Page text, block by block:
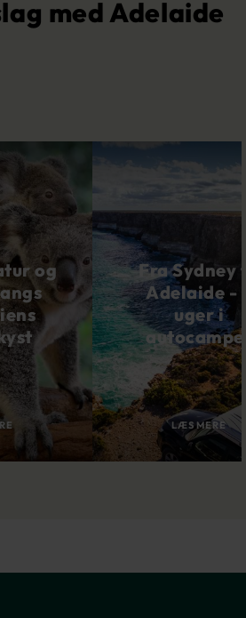
med Adelaide
og
Fra Sydney
Adelaide -
uger i
LÆS MERE